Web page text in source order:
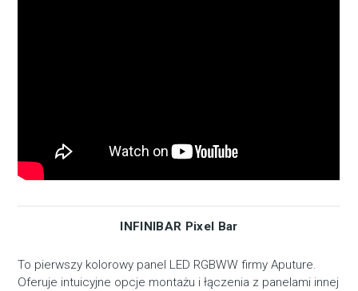
INFINIBAR Pixel Bar
To pierwszy kolorowy panel LED RGBWW firmy Aputure.
Oferuje intuicyjne opcje montażu i łączenia z panelami innej